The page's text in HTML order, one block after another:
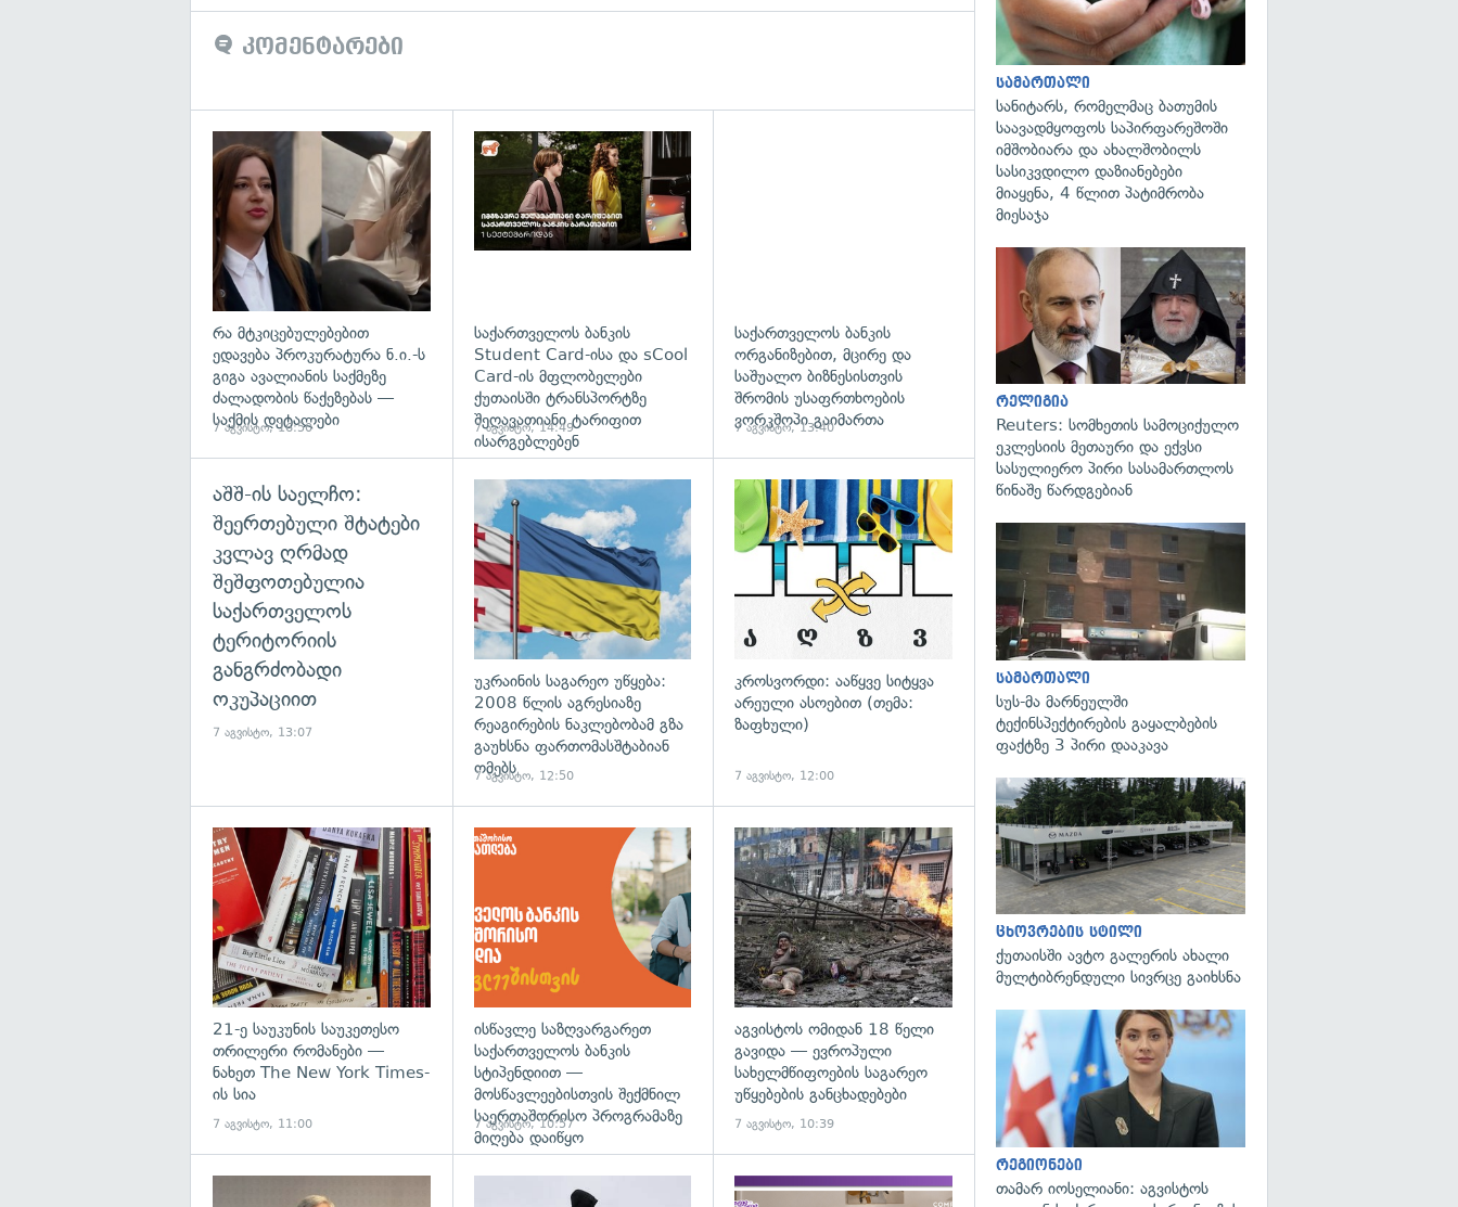
კომენტარები
გადახედვა
რა მტკიცებულებებით
ედავება პროკურატურა ნ.ი.-ს
გიგა ავალიანის საქმეზე
ძალადობის წაქეზებას —
საქმის დეტალები
7 აგვისტო, 16:50
საქართველოს ბანკის
Student Card-ისა და sCool
Card-ის მფლობელები
ქუთაისში ტრანსპორტზე
შეღავათიანი ტარიფით
ისარგებლებენ
7 აგვისტო, 14:49
საქართველოს ბანკის
ორგანიზებით, მცირე და
საშუალო ბიზნესისთვის
შრომის უსაფრთხოების
ვორკშოპი გაიმართა
7 აგვისტო, 13:40
აშშ-ის საელჩო:
შეერთებული შტატები
კვლავ ღრმად
შეშფოთებულია
საქართველოს
ტერიტორიის
განგრძობადი
ოკუპაციით
7 აგვისტო, 13:07
გადახედვა
უკრაინის საგარეო უწყება:
2008 წლის აგრესიაზე
რეაგირების ნაკლებობამ გზა
გაუხსნა ფართომასშტაბიან
ომებს
7 აგვისტო, 12:50
გადახედვა
კროსვორდი: ააწყვე სიტყვა
არეული ასოებით (თემა:
ზაფხული)
7 აგვისტო, 12:00
გადახედვა
21-ე საუკუნის საუკეთესო
თრილერი რომანები —
ნახეთ The New York Times-
ის სია
7 აგვისტო, 11:00
ისწავლე საზღვარგარეთ
საქართველოს ბანკის
სტიპენდიით —
მოსწავლეებისთვის შექმნილ
საერთაშორისო პროგრამაზე
მიღება დაიწყო
7 აგვისტო, 10:57
გადახედვა
აგვისტოს ომიდან 18 წელი
გავიდა — ევროპული
სახელმწიფოების საგარეო
უწყებების განცხადებები
7 აგვისტო, 10:39
გადახედვა
სამართალი
სანიტარს, რომელმაც ბათუმის
საავადმყოფოს საპირფარეშოში
იმშობიარა და ახალშობილს
სასიკვდილო დაზიანებები
მიაყენა, 4 წლით პატიმრობა
მიესაჯა
რელიგია
Reuters: სომხეთის სამოციქულო
ეკლესიის მეთაური და ექვსი
სასულიერო პირი სასამართლოს
წინაშე წარდგებიან
სამართალი
სუს-მა მარნეულში
ტექინსპექტირების გაყალბების
ფაქტზე 3 პირი დააკავა
ცხოვრების სტილი
ქუთაისში ავტო გალერის ახალი
მულტიბრენდული სივრცე გაიხსნა
რეგიონები
თამარ იოსელიანი: აგვისტოს